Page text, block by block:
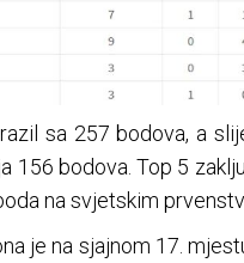
sa 257 bodova, a
156 bodova. Top 5
na svjetskim
je na sjajnom 17.